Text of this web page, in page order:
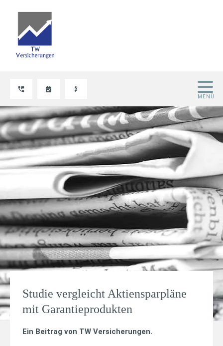
Studie vergleicht Aktiensparpläne
mit Garantieprodukten
Ein Beitrag von TW Versicherungen.